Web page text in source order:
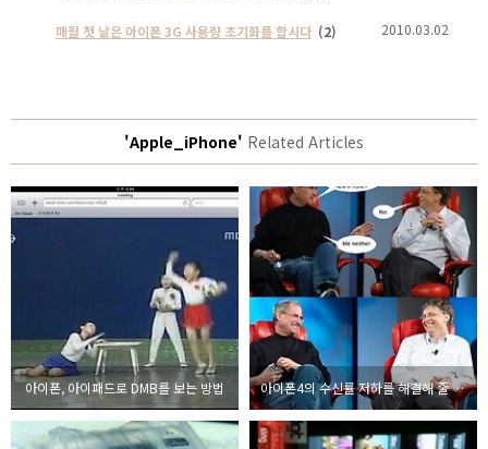
매월 첫 날은 아이폰 3G 사용량 초기화를 합시다 (2) 2010.03.02
'Apple_iPhone' Related Articles
아이폰, 아이패드로 DMB를 보는 방법 아이폰4의 수신률 저하를 해결해 줄 유선 제품, iClooly